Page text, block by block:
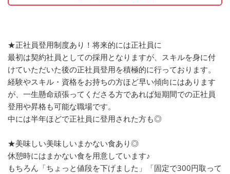
★正社員登用制度あり！将来的には正社員に
最初は契約社員としての採用となりますが、スキルを身に付
けていただいた後の正社員登用を積極的に行っております。
経験やスキル・資格をお持ちの方ほど早い傾向にはあります
が、一生懸命頑張ってくださる方であれば短期間での正社員
登用や昇格も可能な職場です。
中には半年ほどで正社員に登用された方も◎
★美味しい美味しいまかない食あり◎
休憩時にはまかない食を用意しています♪
もちろん「ちょっと値段を下げました」「固定で300円取って